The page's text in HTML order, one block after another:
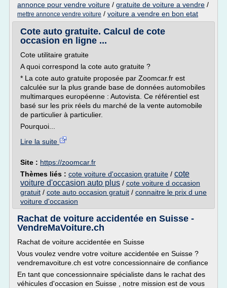
annonce pour vendre voiture / gratuite de voiture a vendre /
mettre annonce vendre voiture / voiture a vendre en bon etat
Cote auto gratuite. Calcul de cote
occasion en ligne ...
Cote utilitaire gratuite
A quoi correspond la cote auto gratuite ?
* La cote auto gratuite proposée par Zoomcar.fr est
calculée sur la plus grande base de données automobiles
multimarques européenne : Autovista. Ce référentiel est
basé sur les prix réels du marché de la vente automobile
de particulier à particulier.
Pourquoi...
Lire la suite
Site : https://zoomcar.fr
Thèmes liés : cote voiture d'occasion gratuite / cote
voiture d'occasion auto plus / cote voiture d occasion
gratuit / cote auto occasion gratuit / connaitre le prix d une
voiture d'occasion
Rachat de voiture accidentée en Suisse -
VendreMaVoiture.ch
Rachat de voiture accidentée en Suisse
Vous voulez vendre votre voiture accidentée en Suisse ?
vendremavoiture.ch est votre concessionnaire de confiance
En tant que concessionnaire spécialiste dans le rachat des
véhicules d'occasion en Suisse , notre mission est de vous